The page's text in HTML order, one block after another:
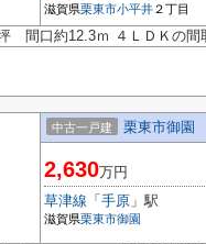
滋賀県栗東市小平井 ２丁目
間口約12.3ｍ ４ＬＤＫの
中古一戸建 栗東市御園
2,630万円
草津線 「 手原 」駅
滋賀県栗東市御園